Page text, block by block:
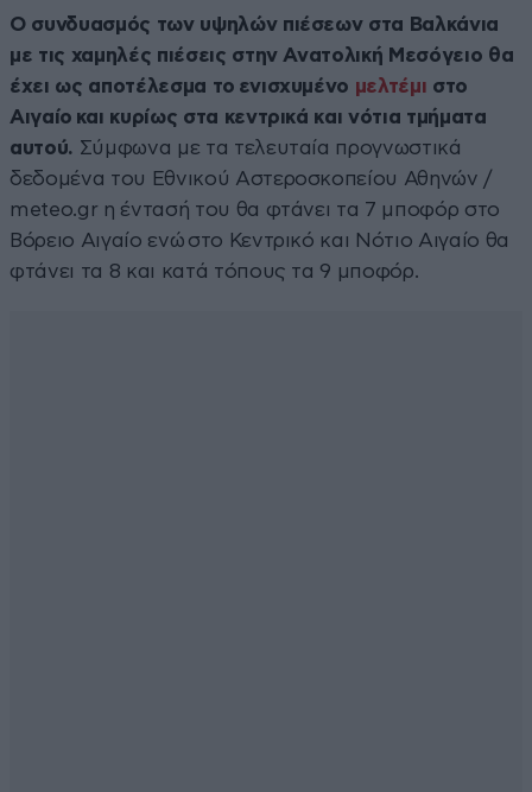
Ο συνδυασμός των υψηλών πιέσεων στα Βαλκάνια
με τις χαμηλές πιέσεις στην Ανατολική Μεσόγειο θα
έχει ως αποτέλεσμα το ενισχυμένο μελτέμι στο
Αιγαίο και κυρίως στα κεντρικά και νότια τμήματα
αυτού. Σύμφωνα με τα τελευταία προγνωστικά
δεδομένα του Εθνικού Αστεροσκοπείου Αθηνών /
meteo.gr η έντασή του θα φτάνει τα 7 μποφόρ στο
Βόρειο Αιγαίο ενώ στο Κεντρικό και Νότιο Αιγαίο θα
φτάνει τα 8 και κατά τόπους τα 9 μποφόρ.